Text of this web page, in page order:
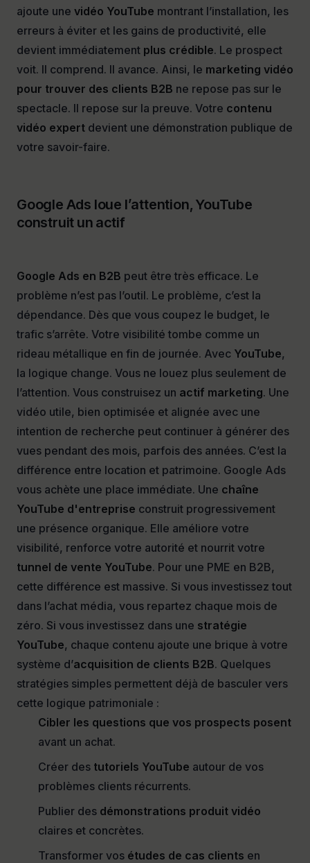
ajoute une vidéo YouTube montrant l’installation, les
erreurs à éviter et les gains de productivité, elle
devient immédiatement plus crédible. Le prospect
voit. Il comprend. Il avance. Ainsi, le marketing vidéo
pour trouver des clients B2B ne repose pas sur le
spectacle. Il repose sur la preuve. Votre contenu
vidéo expert devient une démonstration publique de
votre savoir-faire.
Google Ads loue l’attention, YouTube
construit un actif
Google Ads en B2B peut être très efficace. Le
problème n’est pas l’outil. Le problème, c’est la
dépendance. Dès que vous coupez le budget, le
trafic s’arrête. Votre visibilité tombe comme un
rideau métallique en fin de journée. Avec YouTube,
la logique change. Vous ne louez plus seulement de
l’attention. Vous construisez un actif marketing. Une
vidéo utile, bien optimisée et alignée avec une
intention de recherche peut continuer à générer des
vues pendant des mois, parfois des années. C’est la
différence entre location et patrimoine. Google Ads
vous achète une place immédiate. Une chaîne
YouTube d'entreprise construit progressivement
une présence organique. Elle améliore votre
visibilité, renforce votre autorité et nourrit votre
tunnel de vente YouTube. Pour une PME en B2B,
cette différence est massive. Si vous investissez tout
dans l’achat média, vous repartez chaque mois de
zéro. Si vous investissez dans une stratégie
YouTube, chaque contenu ajoute une brique à votre
système d’acquisition de clients B2B. Quelques
stratégies simples permettent déjà de basculer vers
cette logique patrimoniale :
Cibler les questions que vos prospects posent
avant un achat.
Créer des tutoriels YouTube autour de vos
problèmes clients récurrents.
Publier des démonstrations produit vidéo
claires et concrètes.
Transformer vos études de cas clients en